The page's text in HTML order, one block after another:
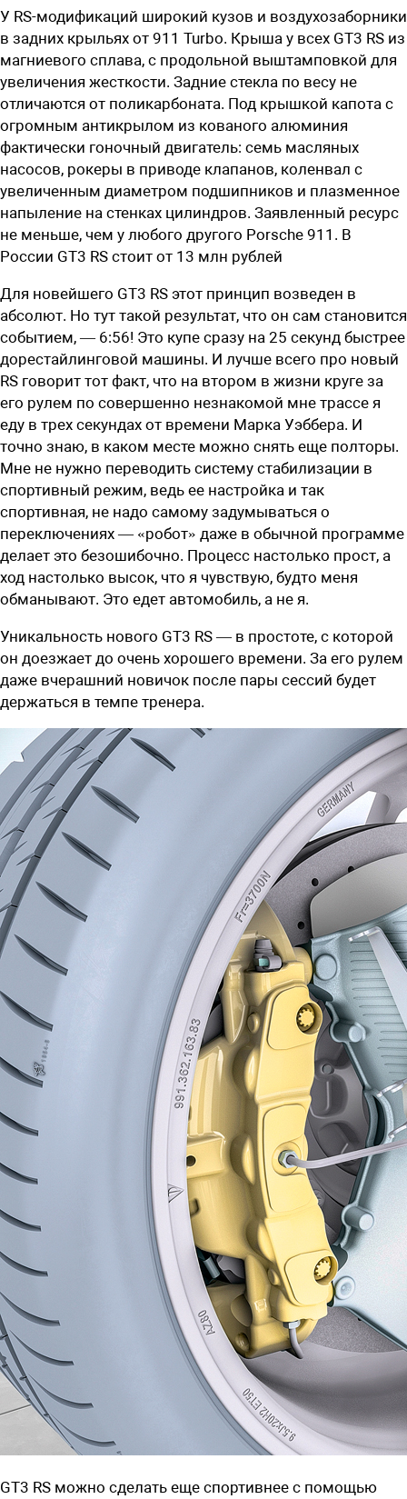
У RS-модификаций широкий кузов и воздухозаборники
в задних крыльях от 911 Turbo. Крыша у всех GT3 RS из
магниевого сплава, с продольной выштамповкой для
увеличения жесткости. Задние стекла по весу не
отличаются от поликарбоната. Под крышкой капота с
огромным антикрылом из кованого алюминия
фактически гоночный двигатель: семь масляных
насосов, рокеры в приводе клапанов, коленвал с
увеличенным диаметром подшипников и плазменное
напыление на стенках цилиндров. Заявленный ресурс
не меньше, чем у любого другого Porsche 911. В
России GT3 RS стоит от 13 млн рублей
Для новейшего GT3 RS этот принцип возведен в
абсолют. Но тут такой результат, что он сам становится
событием, — 6:56! Это купе сразу на 25 секунд быстрее
дорестайлинговой машины. И лучше всего про новый
RS говорит тот факт, что на втором в жизни круге за
его рулем по совершенно незнакомой мне трассе я
еду в трех секундах от времени Марка Уэббера. И
точно знаю, в каком месте можно снять еще полторы.
Мне не нужно переводить систему стабилизации в
спортивный режим, ведь ее настройка и так
спортивная, не надо самому задумываться о
переключениях — «робот» даже в обычной программе
делает это безошибочно. Процесс настолько прост, а
ход настолько высок, что я чувствую, будто меня
обманывают. Это едет автомобиль, а не я.
Уникальность нового GT3 RS — в простоте, с которой
он доезжает до очень хорошего времени. За его рулем
даже вчерашний новичок после пары сессий будет
держаться в темпе тренера.
GT3 RS можно сделать еще спортивнее с помощью